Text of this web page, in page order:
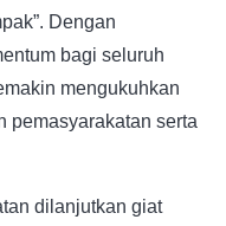
Dengan
bagi seluruh
mengukuhkan
pemasyarakatan serta
dilanjutkan giat